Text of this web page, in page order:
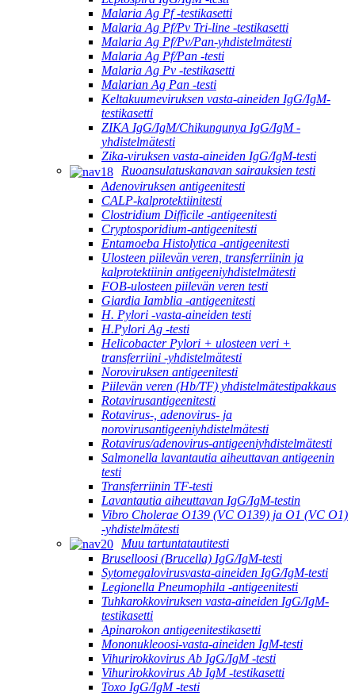
Malaria Ag Pf -testikasetti
Malaria Ag Pf/Pv Tri-line -testikasetti
Malaria Ag Pf/Pv/Pan-yhdistelmätesti
Malaria Ag Pf/Pan -testi
Malaria Ag Pv -testikasetti
Malarian Ag Pan -testi
Keltakuumeviruksen vasta-aineiden IgG/IgM-
testikasetti
ZIKA IgG/IgM/Chikungunya IgG/IgM -
yhdistelmätesti
Zika-viruksen vasta-aineiden IgG/IgM-testi
Ruoansulatuskanavan sairauksien testi
Adenoviruksen antigeenitesti
CALP-kalprotektiinitesti
Clostridium Difficile -antigeenitesti
Cryptosporidium-antigeenitesti
Entamoeba Histolytica -antigeenitesti
Ulosteen piilevän veren, transferriinin ja
kalprotektiinin antigeeniyhdistelmätesti
FOB-ulosteen piilevän veren testi
Giardia Iamblia -antigeenitesti
H. Pylori -vasta-aineiden testi
H.Pylori Ag -testi
Helicobacter Pylori + ulosteen veri +
transferriini -yhdistelmätesti
Noroviruksen antigeenitesti
Piilevän veren (Hb/TF) yhdistelmätestipakkaus
Rotavirusantigeenitesti
Rotavirus-, adenovirus- ja
norovirusantigeeniyhdistelmätesti
Rotavirus/adenovirus-antigeeniyhdistelmätesti
Salmonella lavantautia aiheuttavan antigeenin
testi
Transferriinin TF-testi
Lavantautia aiheuttavan IgG/IgM-testin
Vibro Cholerae O139 (VC O139) ja O1 (VC O1)
-yhdistelmätesti
Muu tartuntatautitesti
Bruselloosi (Brucella) IgG/IgM-testi
Sytomegalovirusvasta-aineiden IgG/IgM-testi
Legionella Pneumophila -antigeenitesti
Tuhkarokkoviruksen vasta-aineiden IgG/IgM-
testikasetti
Apinarokon antigeenitestikasetti
Mononukleoosi-vasta-aineiden IgM-testi
Vihurirokkovirus Ab IgG/IgM -testi
Vihurirokkovirus Ab IgM -testikasetti
Toxo IgG/IgM -testi